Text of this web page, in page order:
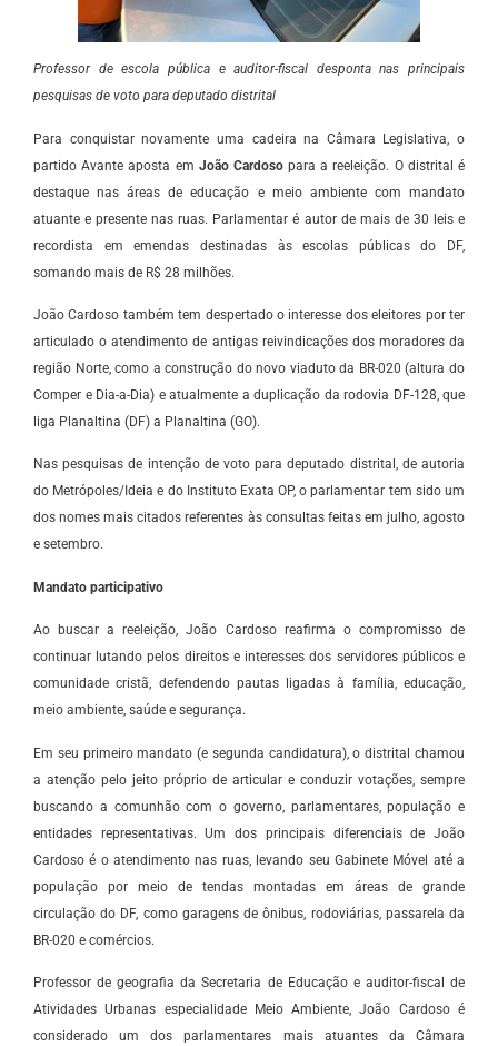
Professor de escola pública e auditor-fiscal desponta nas principais
pesquisas de voto para deputado distrital
Para conquistar novamente uma cadeira na Câmara Legislativa, o
partido Avante aposta em João Cardosopara a reeleição. O distrital é
destaque nas áreas de educação e meio ambiente com mandato
atuante e presente nas ruas. Parlamentar é autor de mais de 30 leis e
recordista em emendas destinadas às escolas públicas do DF,
somando mais de R$ 28 milhões.
João Cardoso também tem despertado o interesse dos eleitores por ter
articulado o atendimento de antigas reivindicações dos moradores da
região Norte, como a construção do novo viaduto da BR-020 (altura do
Comper e Dia-a-Dia) e atualmente a duplicação da rodovia DF-128, que
liga Planaltina (DF) a Planaltina (GO).
Nas pesquisas de intenção de voto para deputado distrital, de autoria
do Metrópoles/Ideia e do Instituto Exata OP, o parlamentar tem sido um
dos nomes mais citados referentes às consultas feitas em julho, agosto
e setembro.
Mandato participativo
Ao buscar a reeleição, João Cardoso reafirma o compromisso de
continuar lutando pelos direitos e interesses dos servidores públicos e
comunidade cristã, defendendo pautas ligadas à família, educação,
meio ambiente, saúde e segurança.
Em seu primeiro mandato (e segunda candidatura), o distrital chamou
a atenção pelo jeito próprio de articular e conduzir votações, sempre
buscando a comunhão com o governo, parlamentares, população e
entidades representativas. Um dos principais diferenciais de João
Cardoso é o atendimento nas ruas, levando seu Gabinete Móvel até a
população por meio de tendas montadas em áreas de grande
circulação do DF, como garagens de ônibus, rodoviárias, passarela da
BR-020 e comércios.
Professor de geografia da Secretaria de Educação e auditor-fiscal de
Atividades Urbanas especialidade Meio Ambiente, João Cardoso é
considerado um dos parlamentares mais atuantes da Câmara